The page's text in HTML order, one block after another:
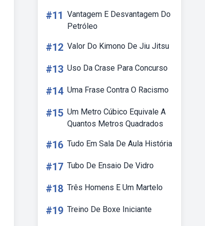
#11 Vantagem E Desvantagem Do
Petróleo
#12 Valor Do Kimono De Jiu Jitsu
#13 Uso Da Crase Para Concurso
#14 Uma Frase Contra O Racismo
#15 Um Metro Cúbico Equivale A
Quantos Metros Quadrados
#16 Tudo Em Sala De Aula História
#17 Tubo De Ensaio De Vidro
#18 Três Homens E Um Martelo
#19 Treino De Boxe Iniciante